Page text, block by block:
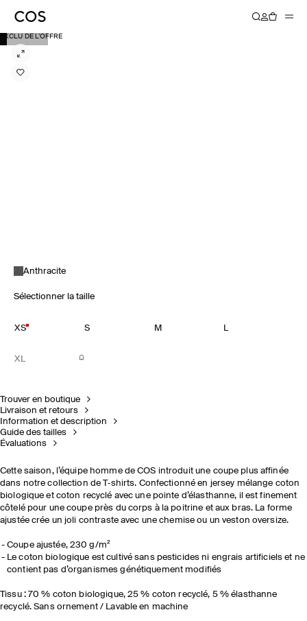
EXCLU DE L’OFFRE
Anthracite
Sélectionner la taille
XS S M L
XL
Trouver en boutique
Livraison et retours
Information et description
Guide des tailles
Évaluations
Cette saison, l’équipe homme de COS introduit une coupe plus affinée
dans notre collection de T‑shirts. Confectionné en jersey mélange coton
biologique et coton recyclé avec une pointe d’élasthanne, il est finement
côtelé pour une coupe près du corps à la poitrine et aux bras. La forme
ajustée crée un joli contraste avec une chemise ou un veston oversize.
Coupe ajustée, 230 g/m²
Le coton biologique est cultivé sans pesticides ni engrais artificiels et ne
contient pas d’organismes génétiquement modifiés
Tissu : 70 % coton biologique, 25 % coton recyclé, 5 % élasthanne
recyclé. Sans ornement / Lavable en machine